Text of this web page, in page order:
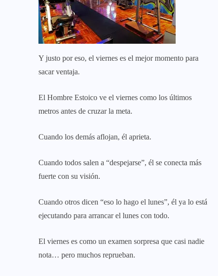
Y justo por eso, el viernes es el mejor momento para
sacar ventaja.
El Hombre Estoico ve el viernes como los últimos
metros antes de cruzar la meta.
Cuando los demás aflojan, él aprieta.
Cuando todos salen a “despejarse”, él se conecta más
fuerte con su visión.
Cuando otros dicen “eso lo hago el lunes”, él ya lo está
ejecutando para arrancar el lunes con todo.
El viernes es como un examen sorpresa que casi nadie
nota… pero muchos reprueban.